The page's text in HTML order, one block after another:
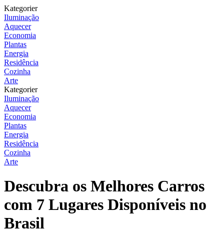
Kategorier
Iluminação
Aquecer
Economia
Plantas
Energia
Residência
Cozinha
Arte
Kategorier
Iluminação
Aquecer
Economia
Plantas
Energia
Residência
Cozinha
Arte
Descubra os Melhores Carros
com 7 Lugares Disponíveis no
Brasil